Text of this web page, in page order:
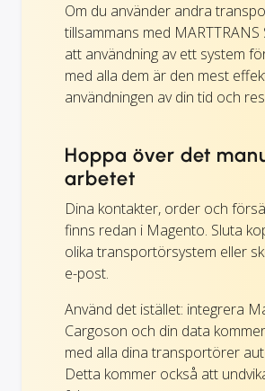
Om du använder andra
tillsammans med MARTTRANS
att användning av ett system
med alla dem är den mest
användningen av din tid och
Hoppa över det
arbetet
Dina kontakter, order och
finns redan i Magento. Sluta
olika transportörsystem eller
e-post.
Använd det istället: integrera
Cargoson och din data
med alla dina transportörer
Detta kommer också att